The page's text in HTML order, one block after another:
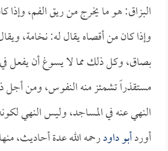
البزاق: هو ما يخرج من ريق الفم، وإذا
وإذا كان من أقصاه يقال له: نخامة،
بصاق، وكل ذلك مما لا يسوغ أن يفعل
مستقذراً تشمئز منه النفوس، ومن أجل
النهي عنه في المساجد، وليس النهي
أوردأبو داودرحمه الله عدة أحاديث،